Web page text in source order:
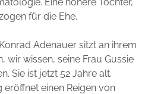
für die Ehe.
Adenauer sitzt an ihrem
wir wissen, seine Frau Gussie
Sie ist jetzt 52 Jahre alt.
einen Reigen von